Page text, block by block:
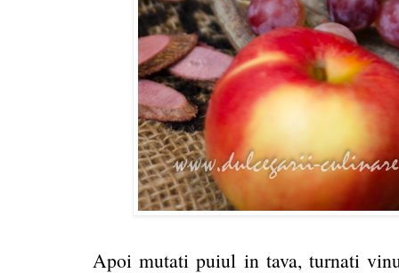
Apoi mutati puiul in tava, turnati